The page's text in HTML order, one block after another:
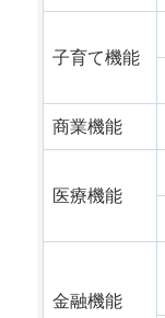
子育て機能
商業機能
医療機能
金融機能